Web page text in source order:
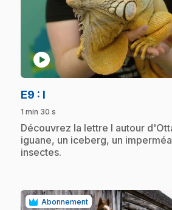
play_circle
E9 : I
1 min 30 s
.Découvrez la lettre I autour
iguane, un iceberg, un
insectes.
Abonnement